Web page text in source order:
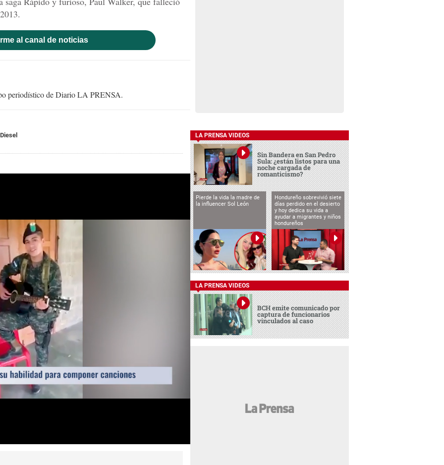
al canal de noticias
periodístico de Diario LA PRENSA.
LA PRENSA VIDEOS
Sin Bandera en San Pedro
Sula: ¿están listos para una
noche cargada de
romanticismo?
Pierde la vida la madre de
la influencer Sol León
Hondureño sobrevivió siete
días perdido en el desierto
y hoy dedica su vida a
ayudar a migrantes y niños
hondureños
LA PRENSA VIDEOS
BCH emite comunicado por
captura de funcionarios
vinculados al caso